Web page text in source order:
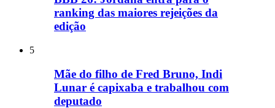
ranking das maiores rejeições da
edição
5
Mãe do filho de Fred Bruno, Indi
Lunar é capixaba e trabalhou com
deputado